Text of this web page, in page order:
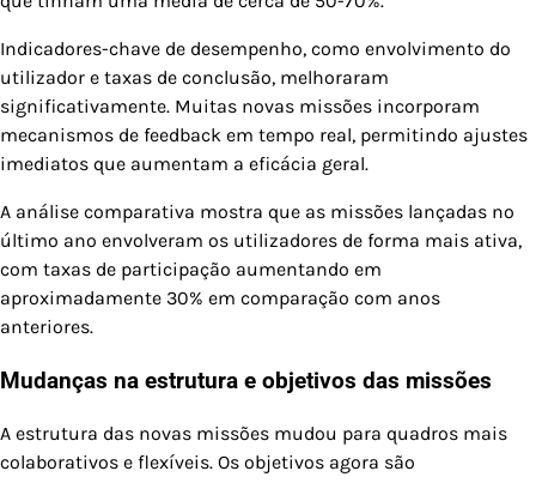
Indicadores-chave de desempenho, como envolvimento do
utilizador e taxas de conclusão, melhoraram
significativamente. Muitas novas missões incorporam
mecanismos de feedback em tempo real, permitindo ajustes
imediatos que aumentam a eficácia geral.
A análise comparativa mostra que as missões lançadas no
último ano envolveram os utilizadores de forma mais ativa,
com taxas de participação aumentando em
aproximadamente 30% em comparação com anos
anteriores.
Mudanças na estrutura e objetivos das missões
A estrutura das novas missões mudou para quadros mais
colaborativos e flexíveis. Os objetivos agora são